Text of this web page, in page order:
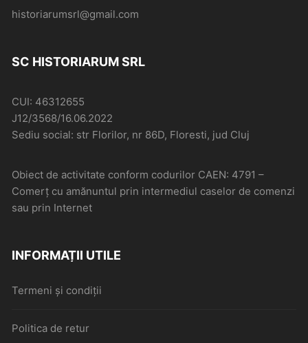
historiarumsrl@gmail.com
SC HISTORIARUM SRL
CUI: 46312655
J12/3568/16.06.2022
Sediu social: str Florilor, nr 86D, Floresti, jud Cluj
Obiect de activitate conform codurilor CAEN: 4791 –
Comerţ cu amănuntul prin intermediul caselor de comenzi
sau prin Internet
INFORMAȚII UTILE
Termeni și condiții
Politica de retur